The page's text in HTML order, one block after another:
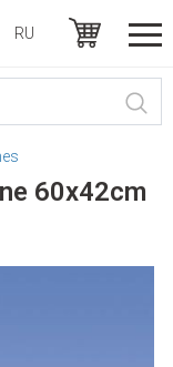
RU
60x42cm